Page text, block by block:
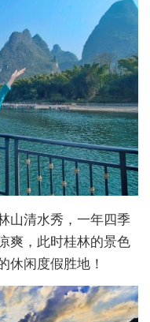
山清水秀，一年四季
爽，此时桂林的景色
休闲度假胜地！